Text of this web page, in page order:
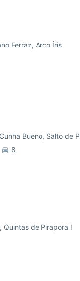
Ferraz, Arco Íris
Bueno, Salto de
8
Quintas de Pirapora I